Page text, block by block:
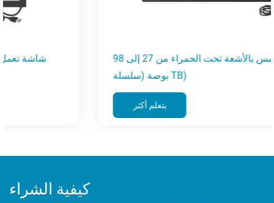
إطار يعمل باللمس بالأشعة تحت الحمراء من 27 إلى 98
كيفية الشراء